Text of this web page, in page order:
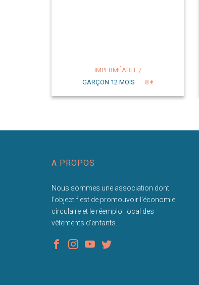
IMPERMÉABLE /
GARÇON 12 MOIS
8 €
A PROPOS
Nous sommes une association dont
l'objectif est de promouvoir l'économie
circulaire et le réemploi local des
vêtements d'enfants.